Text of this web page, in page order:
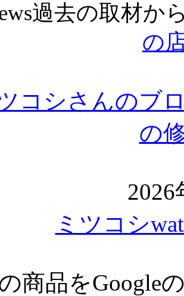
過去の取材か
の
コシさんのブ
の
2026
ミツコシ
商品をGoogle